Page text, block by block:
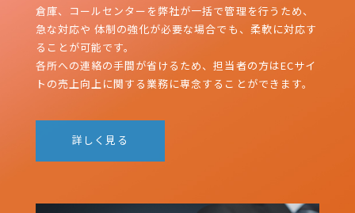
倉庫、コールセンターを弊社が一括で管理を行うため、
急な対応や 体制の強化が必要な場合でも、柔軟に対応す
ることが可能です。
各所への連絡の手間が省けるため、担当者の方はECサイ
トの売上向上に関する業務に専念することができます。
詳しく見る